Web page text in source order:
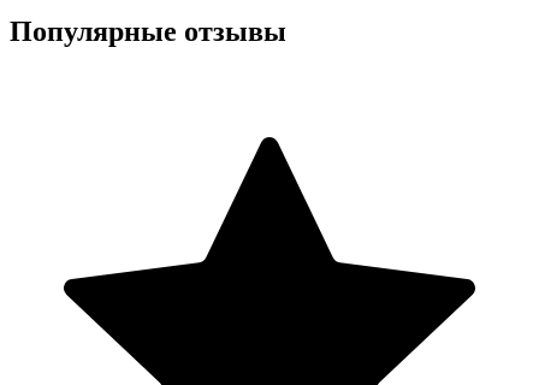
Популярные отзывы